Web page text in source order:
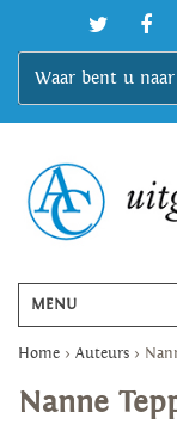
MENU
Home > Auteurs >
Nanne